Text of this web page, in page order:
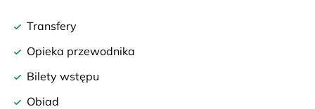
Transfery
Opieka przewodnika
Bilety wstępu
Obiad